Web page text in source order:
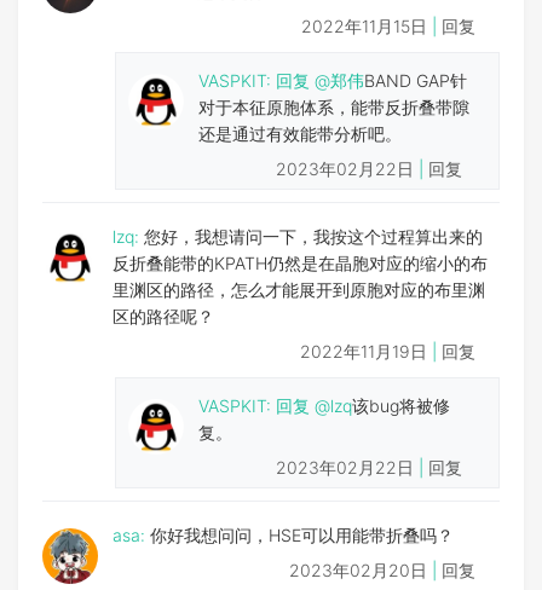
2022年11月15日
回复
VASPKIT: 回复 @郑伟BAND GAP针
对于本征原胞体系，能带反折叠带隙
还是通过有效能带分析吧。
2023年02月22日
回复
lzq: 您好，我想请问一下，我按这个过程算出来的
反折叠能带的KPATH仍然是在晶胞对应的缩小的布
里渊区的路径，怎么才能展开到原胞对应的布里渊
区的路径呢？
2022年11月19日
回复
VASPKIT: 回复 @lzq该bug将被修
复。
2023年02月22日
回复
asa: 你好我想问问，HSE可以用能带折叠吗？
2023年02月20日
回复